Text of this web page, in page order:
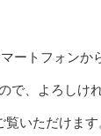
ートフォンか
、よろしけ
いただけます